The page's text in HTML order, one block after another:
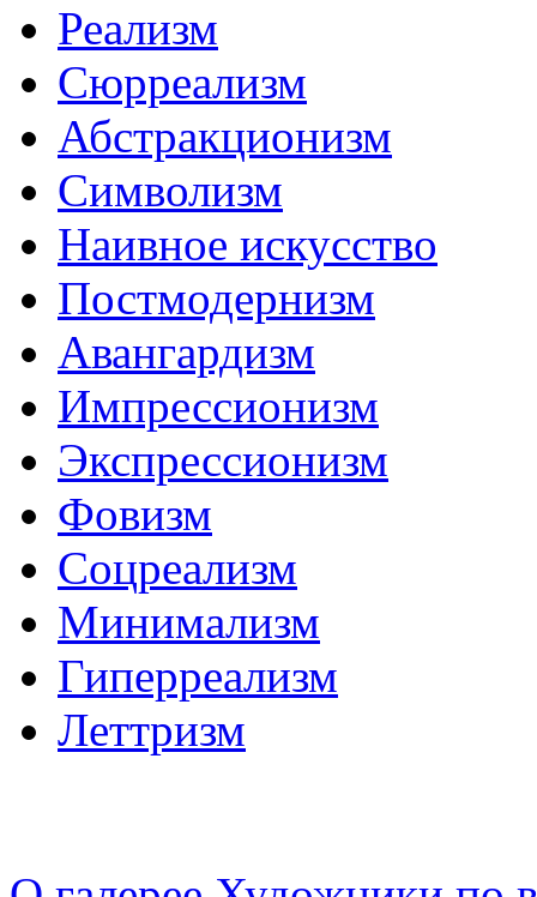
Реализм
Сюрреализм
Абстракционизм
Символизм
Наивное искусство
Постмодернизм
Авангардизм
Импрессионизм
Экспрессионизм
Фовизм
Соцреализм
Минимализм
Гиперреализм
Леттризм